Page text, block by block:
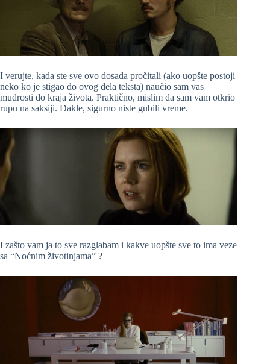
I verujte, kada ste sve ovo dosada pročitali (ako uopšte postoji
neko ko je stigao do ovog dela teksta) naučio sam vas
mudrosti do kraja života. Praktično, mislim da sam vam otkrio
rupu na saksiji. Dakle, sigurno niste gubili vreme.
I zašto vam ja to sve razglabam i kakve uopšte sve to ima veze
sa “Noćnim životinjama” ?